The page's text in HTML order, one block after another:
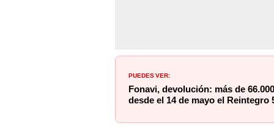
PUEDES VER:
Fonavi, devolución: más de
desde el 14 de mayo el Reintegro